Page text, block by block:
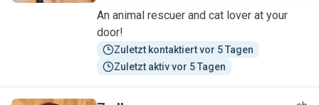
An animal rescuer and cat lover at your
door!
Zuletzt kontaktiert vor 5 Tagen
Zuletzt aktiv vor 5 Tagen